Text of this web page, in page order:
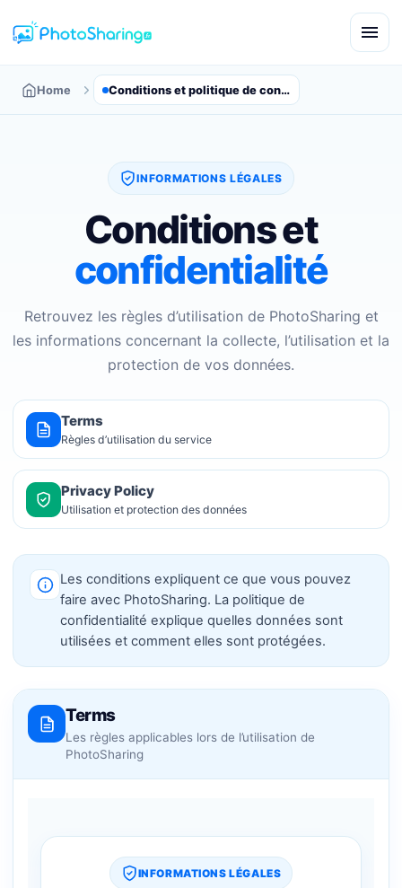
Home Conditions et politique de confidentialité
INFORMATIONS LÉGALES
Conditions et
confidentialité
Retrouvez les règles d’utilisation de PhotoSharing et
les informations concernant la collecte, l’utilisation et la
protection de vos données.
Terms
Règles d’utilisation du service
Privacy Policy
Utilisation et protection des données
Les conditions expliquent ce que vous pouvez
faire avec PhotoSharing. La politique de
confidentialité explique quelles données sont
utilisées et comment elles sont protégées.
Terms
Les règles applicables lors de l’utilisation de
PhotoSharing
INFORMATIONS LÉGALES